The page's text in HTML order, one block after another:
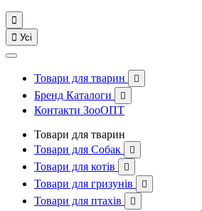

 Усі
Товари для тварин 
Бренд Каталоги 
Контакти ЗооОПТ
Товари для тварин
Товари для Собак

Товари для котів 
Товари для гризунів 
Товари для птахів 